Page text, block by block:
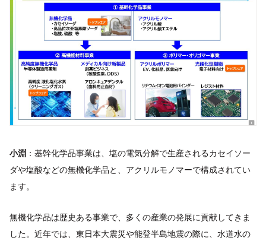
小淵 ：基幹化学品事業は、塩の電気分解で生産されるカセイソー
ダや塩酸などの無機化学品と、アクリルモノマーで構成されてい
ます。
無機化学品は歴史ある事業で、多くの産業の発展に貢献してきま
した。近年では、東日本大震災や能登半島地震の際に、水道水の